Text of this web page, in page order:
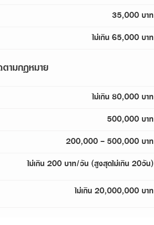
35,000 บาท
ไม่เกิน 65,000 บาท
ตามกฎหมาย
ไม่เกิน 80,000 บาท
500,000 บาท
200,000 - 500,000 บาท
ไม่เกิน 200 บาท/วัน (สูงสุดไม่เกิน 20วัน)
ไม่เกิน 20,000,000 บาท